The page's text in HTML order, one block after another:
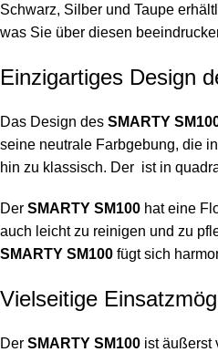
Schwarz, Silber und Taupe
was Sie über diesen
Einzigartiges Design
Das Design des SMARTY
seine neutrale Farbgebung, die
hin zu klassisch. Der ist in
Der SMARTY SM100 hat eine
auch leicht zu reinigen und zu
SMARTY SM100 fügt sich
Vielseitige
Der SMARTY SM100 ist äußerst